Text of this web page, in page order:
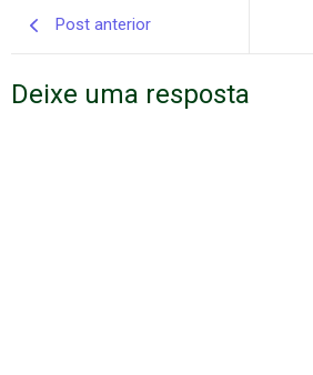
Post anterior
Deixe uma resposta